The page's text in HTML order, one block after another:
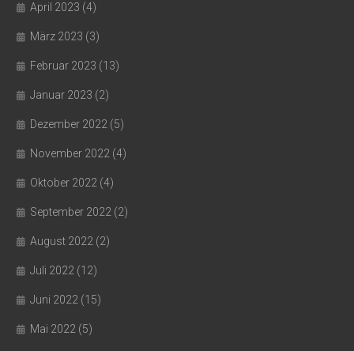
April 2023 (4)
März 2023 (3)
Februar 2023 (13)
Januar 2023 (2)
Dezember 2022 (5)
November 2022 (4)
Oktober 2022 (4)
September 2022 (2)
August 2022 (2)
Juli 2022 (12)
Juni 2022 (15)
Mai 2022 (5)